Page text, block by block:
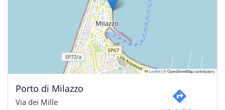
Leaflet|© OpenStreetMap contributors
Porto di Milazzo
Via dei Mille